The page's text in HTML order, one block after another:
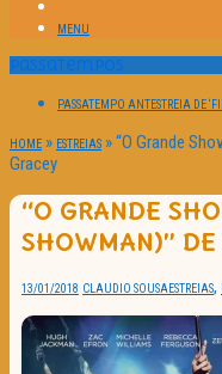
MENU
Passatempos
PASSATEMPO ANTESTREIA DE
HOME » ESTREIAS »“O Grande
Gracey
“O GRANDE
SHOWMAN)”
13/01/2018 CLAUDIO SOUSAESTREIAS,